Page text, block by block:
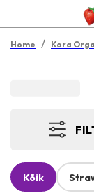
Home / Kora
Kõik